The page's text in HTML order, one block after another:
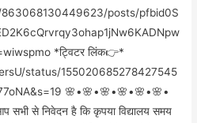
posts/pfbid0S
*ट्विटर लिंक👉*
status/155020685278427545
🌸•🌸•🌸•🌸•🌸•🌸•
से निवेदन है कि कृपया विद्यालय समय